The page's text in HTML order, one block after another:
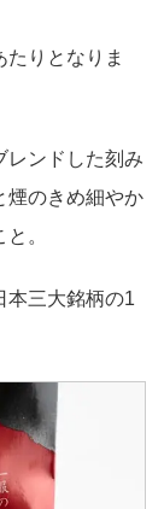
りとなりま
レンドした刻み
煙のきめ細やか
。
本三大銘柄の1